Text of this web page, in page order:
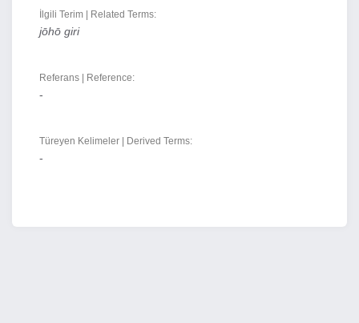
İlgili Terim | Related Terms:
jōhō giri
Referans | Reference:
-
Türeyen Kelimeler | Derived Terms:
-